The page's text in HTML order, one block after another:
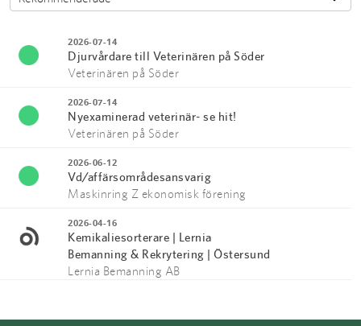
2026-07-14
Djurvårdare till Veterinären på Söder
Veterinären på Söder
2026-07-14
Nyexaminerad veterinär- se hit!
Veterinären på Söder
2026-06-12
Vd/affärsområdesansvarig
Maskinring Z ekonomisk förening
2026-04-16
Kemikaliesorterare | Lernia
Bemanning & Rekrytering | Östersund
Lernia Bemanning AB